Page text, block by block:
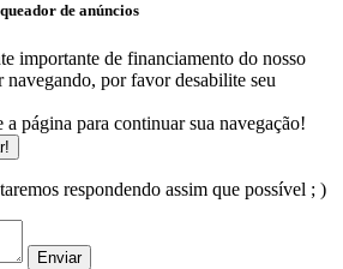
de anúncios
importante de financiamento do nosso
navegando, por favor desabilite seu
página para continuar sua navegação!
respondendo assim que possível ; )
Enviar